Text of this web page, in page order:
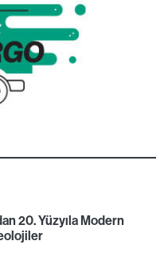
20. Yüzyıla Modern